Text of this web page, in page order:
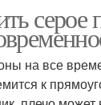
серое
на все
к